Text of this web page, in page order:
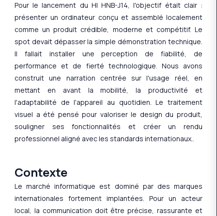
Pour le lancement du HI HNB-J14, l'objectif était clair :
présenter un ordinateur conçu et assemblé localement
comme un produit crédible, moderne et compétitif. Le
spot devait dépasser la simple démonstration technique.
Il fallait installer une perception de fiabilité, de
performance et de fierté technologique. Nous avons
construit une narration centrée sur l'usage réel, en
mettant en avant la mobilité, la productivité et
l'adaptabilité de l'appareil au quotidien. Le traitement
visuel a été pensé pour valoriser le design du produit,
souligner ses fonctionnalités et créer un rendu
professionnel aligné avec les standards internationaux..
Contexte
Le marché informatique est dominé par des marques
internationales fortement implantées. Pour un acteur
local, la communication doit être précise, rassurante et